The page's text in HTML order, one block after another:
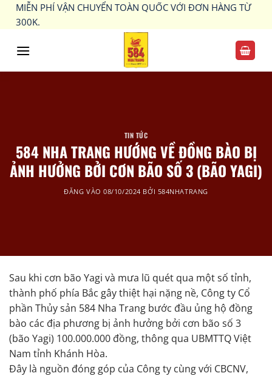
qua
dung
MIỄN PHÍ VẬN CHUYỂN TOÀN QUỐC VỚI ĐƠN HÀNG TỪ
300K.
TIN TỨC
584 NHA TRANG HƯỚNG VỀ ĐỒNG BÀO BỊ
ẢNH HƯỞNG BỞI CƠN BÃO SỐ 3 (BÃO YAGI)
ĐĂNG VÀO08/10/2024 BỞI 584NHATRANG
Sau khi cơn bão Yagi và mưa lũ quét qua một số tỉnh,
thành phố phía Bắc gây thiệt hại nặng nề, Công ty Cổ
phần Thủy sản 584 Nha Trang bước đầu ủng hộ đồng
bào các địa phương bị ảnh hưởng bởi cơn bão số 3
(bão Yagi) 100.000.000 đồng, thông qua UBMTTQ Việt
Nam tỉnh Khánh Hòa.
Đây là nguồn đóng góp của Công ty cùng với CBCNV,